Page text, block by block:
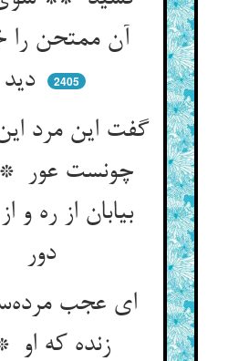
آن ممتحن را
دید
2405
گفت این مرد
چونست عور
بیابان از ره و
دور
ای عجب
زنده که